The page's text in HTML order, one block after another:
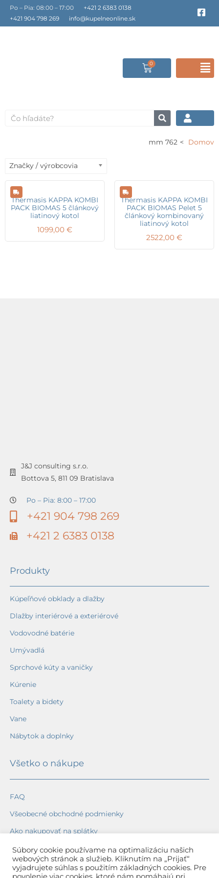
Preskočiť
Po – Pia: 08:00 – 17:00
+421 2 6383 0138
+421 904 798 269
info@kupelneonline.sk
F
a
c
o
k
-
r
0
Cart
Vyhľadať
Domov
762 mm
Značky / výrobcovia
Thermasis KAPPA KOMBI
PACK BIOMAS 5 článkový
liatinový kotol
1099,00 €
Thermasis KAPPA KOMBI
PACK BIOMAS Pelet 5
článkový kombinovaný
liatinový kotol
2522,00 €
J&J consulting s.r.o.
Bottova 5, 811 09 Bratislava
Po – Pia: 8:00 – 17:00
+421 904 798 269
+421 2 6383 0138
Produkty
Kúpeľňové obklady a dlažby
Dlažby interiérové a exteriérové
Vodovodné batérie
Umývadlá
Sprchové kúty a vaničky
Kúrenie
Toalety a bidety
Vane
Nábytok a doplnky
Všetko o nákupe
FAQ
Všeobecné obchodné podmienky
Ako nakupovať na splátky
Ochrana osobných údajov
Reklamačný poriadok
Súbory cookie používame na optimalizáciu našich
webových stránok a služieb. Kliknutím na „Prijať“
vyjadrujete súhlas s použitím základných cookies. Pre